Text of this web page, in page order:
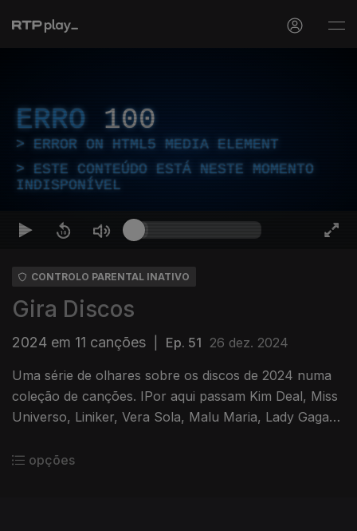
ERRO 100
ERROR ON HTML5 MEDIA ELEMENT
ESTE CONTEÚDO ESTÁ NESTE MOMENTO
INDISPONÍVEL
CONTROLO PARENTAL INATIVO
Gira Discos
2024 em 11 canções Ep. 51 26 dez. 2024
Uma série de olhares sobre os discos de 2024 numa
coleção de canções. IPor aqui passam Kim Deal, Miss
Universo, Liniker, Vera Sola, Malu Maria, Lady Gaga
opções